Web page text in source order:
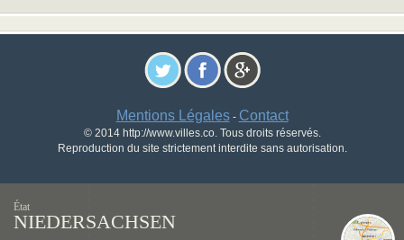
Mentions Légales- Contact
© 2014 http://www.villes.co. Tous droits réservés.
Reproduction du site strictement interdite sans autorisation.
État
NIEDERSACHSEN